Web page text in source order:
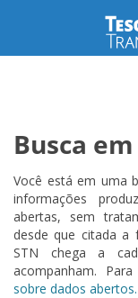
Busca
Você está em uma
informações
abertas, sem
desde que citada a
STN chega a
acompanham.
sobre dados abertos.